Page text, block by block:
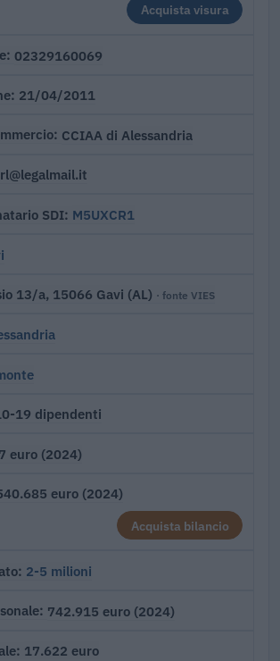
Acquista visura
02329160069
21/04/2011
CCIAA di Alessandria
SDI M5UXCR1
13/a, 15066 Gavi (AL) · fonte VIES
19 dipendenti
euro (2024)
euro (2024)
Acquista bilancio
2-5 milioni
742.915 euro (2024)
17.622 euro